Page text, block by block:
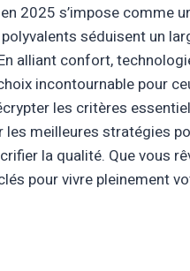
2025 s’impose comme
séduisent un
alliant confort,
incontournable pour
les critères
meilleures stratégies
la qualité. Que vous
pour vivre pleinement